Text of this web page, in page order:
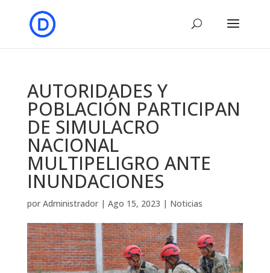
AUTORIDADES Y
POBLACIÓN PARTICIPAN
DE SIMULACRO
NACIONAL
MULTIPELIGRO ANTE
INUNDACIONES
por Administrador| Ago 15, 2023 | Noticias